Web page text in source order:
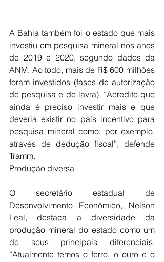
A Bahia também foi o estado que mais
investiu em pesquisa mineral nos anos
de 2019 e 2020, segundo dados da
ANM. Ao todo, mais de R$ 600 milhões
foram investidos (fases de autorização
de pesquisa e de lavra). “Acredito que
ainda é preciso investir mais e que
deveria existir no país incentivo para
pesquisa mineral como, por exemplo,
através de dedução fiscal”, defende
Tramm.
Produção diversa
O secretário estadual de
Desenvolvimento Econômico, Nelson
Leal, destaca a diversidade da
produção mineral do estado como um
de seus principais diferenciais.
“Atualmente temos o ferro, o ouro e o